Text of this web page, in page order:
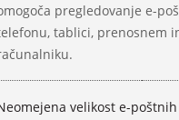
pregledovanje e-
tablici, prenosnem
velikost e-